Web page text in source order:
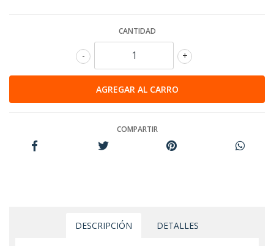
CANTIDAD
+
-
COMPARTIR
DESCRIPCIÓN DETALLES